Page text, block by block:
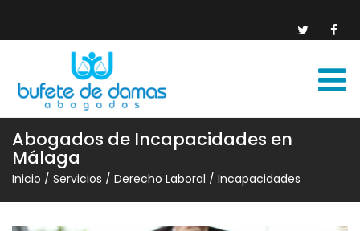
Abogados de Incapacidades en
Málaga
Inicio / Servicios / Derecho Laboral / Incapacidades